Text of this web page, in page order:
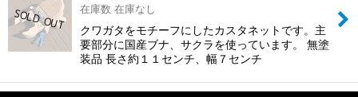
在庫数 在庫なし
クワガタをモチーフにしたカスタネットです。主
要部分に国産ブナ、サクラを使っています。 無塗
装品 長さ約１１センチ、幅７センチ